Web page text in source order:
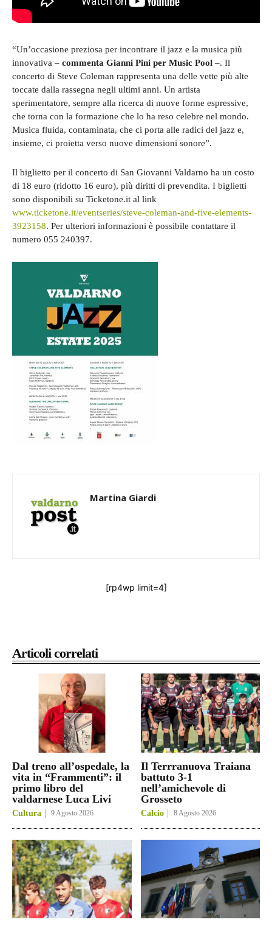
Articoli correlati
Dal treno all’ospedale, la
vita in “Frammenti”: il
primo libro del
valdarnese Luca Livi
Cultura 9 Agosto 2026
Il Terrranuova Traiana
battuto 3-1
nell’amichevole di
Grosseto
Calcio 8 Agosto 2026
“Un’occasione preziosa per incontrare il jazz e la musica più
innovativa – commenta Gianni Pini per Music Pool –. Il
concerto di Steve Coleman rappresenta una delle vette più alte
toccate dalla rassegna negli ultimi anni. Un artista
sperimentatore, sempre alla ricerca di nuove forme espressive,
che torna con la formazione che lo ha reso celebre nel mondo.
Musica fluida, contaminata, che ci porta alle radici del jazz e,
insieme, ci proietta verso nuove dimensioni sonore”.
Il biglietto per il concerto di San Giovanni Valdarno ha un costo
di 18 euro (ridotto 16 euro), più diritti di prevendita. I biglietti
sono disponibili su Ticketone.it al link
www.ticketone.it/eventseries/steve-coleman-and-five-elements-
3923158. Per ulteriori informazioni è possibile contattare il
numero 055 240397.
Martina Giardi
[rp4wp limit=4]